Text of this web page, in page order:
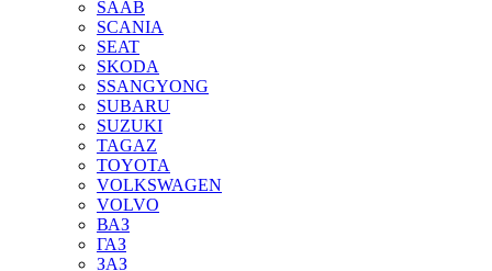
SAAB
SCANIA
SEAT
SKODA
SSANGYONG
SUBARU
SUZUKI
TAGAZ
TOYOTA
VOLKSWAGEN
VOLVO
ВАЗ
ГАЗ
ЗАЗ